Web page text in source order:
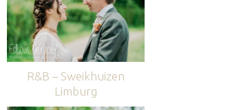
R&B – Sweikhuizen
Limburg